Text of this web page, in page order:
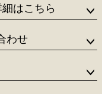
はこちら
わせ